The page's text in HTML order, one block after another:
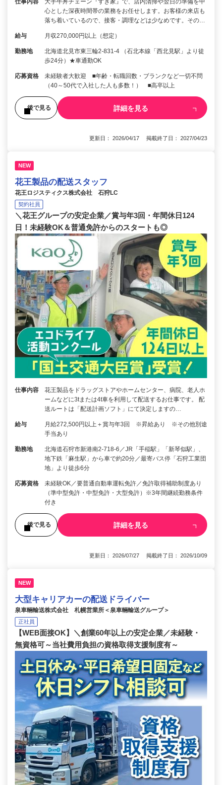
仕事内容
大手牛丼チェーン『すき家』で、店内清掃や翌日の準備を中
心とした深夜時間帯の業務をお任せします。お客様の来店も
落ち着いているので、接客・調理などは少なめです。その…
給与 月収270,000円以上（想定）
勤務地
北海道北見市東三輪2-831-4 （石北本線「西北見駅」より徒
歩24分）★車通勤OK
応募資格
未経験者大歓迎 ■年齢・転職回数・ブランクなど一切不問
（40～50代で入社した人も多数！） ■高卒以上
後で見る 詳細を見る
更新日： 2026/04/17 掲載終了日： 2027/04/23
NEW
花王製品の配送スタッフ
花王ロジスティクス株式会社 石狩LC
契約社員
＼花王グループの安定企業／賞与年3回・年間休日124
日！未経験OK＆普通免許からのスタートも◎
仕事内容
花王製品をドラッグストアやホームセンター、病院、老人ホ
ームなどに3tまたは4t車を利用して配送するお仕事です。 配
送ルートは「配送計画ソフト」にて決定しますの…
給与
月給272,500円以上＋賞与年3回 ※昇給あり ※その他別途
手当あり
勤務地
北海道石狩市新港南2-718-6／JR「手稲駅」「新琴似駅」、
地下鉄「麻生駅」から車で約20分／最寄バス停「石狩工業団
地」より徒歩6分
応募資格
未経験OK／要普通自動車運転免許／免許取得補助制度あり
（準中型免許・中型免許・大型免許）※3年間継続勤務条件
付き
後で見る 詳細を見る
更新日： 2026/07/27 掲載終了日： 2026/10/09
NEW
大型キャリアカーの配送ドライバー
泉車輛輸送株式会社 札幌営業所＜泉車輛輸送グループ＞
正社員
【WEB面接OK】＼創業60年以上の安定企業／未経験・
無資格可～当社費用負担の資格取得支援制度有～